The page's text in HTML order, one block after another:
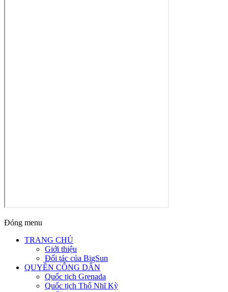
Đóng menu
TRANG CHỦ
Giới thiệu
Đối tác của BigSun
QUYỀN CÔNG DÂN
Quốc tịch Grenada
Quốc tịch Thổ Nhĩ Kỳ